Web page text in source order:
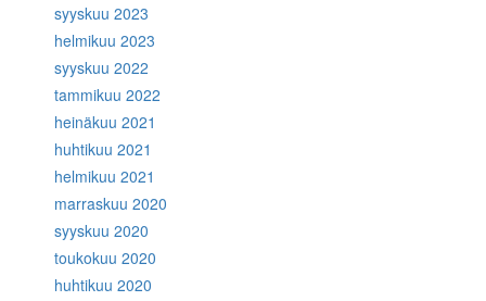
syyskuu 2023
helmikuu 2023
syyskuu 2022
tammikuu 2022
heinäkuu 2021
huhtikuu 2021
helmikuu 2021
marraskuu 2020
syyskuu 2020
toukokuu 2020
huhtikuu 2020